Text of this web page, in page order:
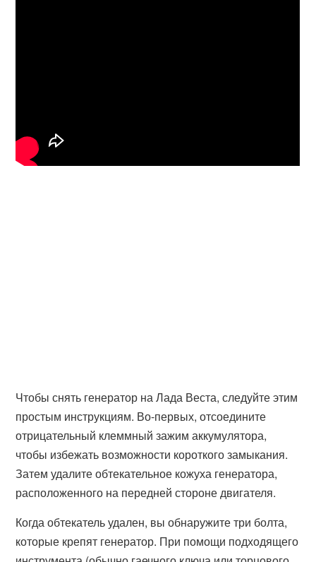
Чтобы снять генератор на Лада Веста, следуйте этим
простым инструкциям. Во-первых, отсоедините
отрицательный клеммный зажим аккумулятора,
чтобы избежать возможности короткого замыкания.
Затем удалите обтекательное кожуха генератора,
расположенного на передней стороне двигателя.
Когда обтекатель удален, вы обнаружите три болта,
которые крепят генератор. При помощи подходящего